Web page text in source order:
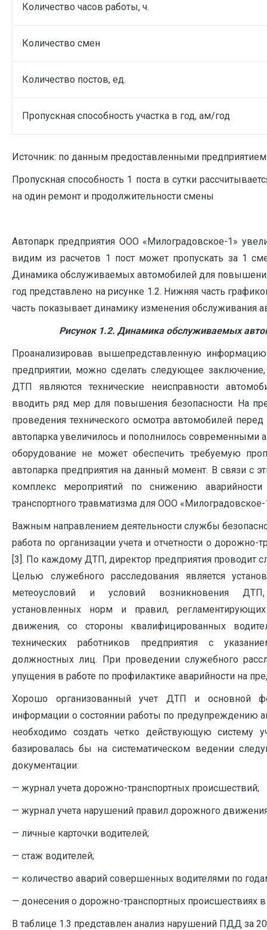
Количество часов работы, ч.
Количество смен
Количество постов, ед.
Пропускная способность участка в год, ам/год
Источник: по данным предоставленными
Пропускная способность 1 поста в сутки
на один ремонт и продолжительности смены
Автопарк предприятия ООО «Милоградовское-1»
видим из расчетов 1 пост может пропускать за 1
Динамика обслуживаемых автомобилей для
год представлено на рисунке 1.2. Нижняя часть
часть показывает динамику изменения обслуживания
Рисунок 1.2. Динамика обслуживаемых
Проанализировав вышепредставленную
предприятии, можно сделать следующее
ДТП являются технические неисправности
вводить ряд мер для повышения безопасности. На
проведения технического осмотра автомобилей
автопарка увеличилось и пополнилось современными
оборудование не может обеспечить требуемую
автопарка предприятия на данный момент. В связи с
комплекс мероприятий по снижению
транспортного травматизма для ООО «Милоградовское-
Важным направлением деятельности службы
работа по организации учета и отчетности о дорожно-
[3]. По каждому ДТП, директор предприятия проводит
Целью служебного расследования является
метеоусловий и условий возникновения
установленных норм и правил,
движения, со стороны квалифицированных
технических работников предприятия с
должностных лиц. При проведении служебного
упущения в работе по профилактике аварийности на
Хорошо организованный учет ДТП и основной
информации о состоянии работы по предупреждению
необходимо создать четко действующую систему
базировалась бы на систематическом ведении
документации:
— журнал учета дорожно-транспортных происшествий;
— журнал учета нарушений правил дорожного
— личные карточки водителей;
— стаж водителей;
— количество аварий совершенных водителями по
— донесения о дорожно-транспортных происшествиях
В таблице 1.3 представлен анализ нарушений ПДД за